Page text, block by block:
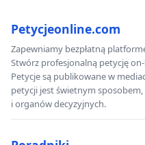
Petycjeonline.com
Zapewniamy bezpłatną
Stwórz profesjonalną petycję
Petycje są publikowane w
petycji jest świetnym
i organów decyzyjnych.